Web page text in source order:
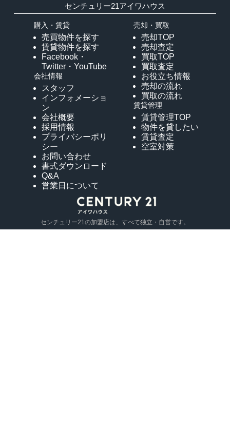
センチュリー21アイワハウス
購入・賃貸
売買物件を探す
賃貸物件を探す
Facebook・
Twitter・YouTube
会社情報
スタッフ
インフォメーショ
ン
会社概要
採用情報
プライバシーポリ
シー
お問い合わせ
書式ダウンロード
Q&A
営業日について
売却・買取
売却TOP
売却査定
買取TOP
買取査定
お役立ち情報
売却の流れ
買取の流れ
賃貸管理
賃貸管理TOP
物件を貸したい
賃貸査定
空室対策
センチュリー21の加盟店は、すべて独立・自営です。